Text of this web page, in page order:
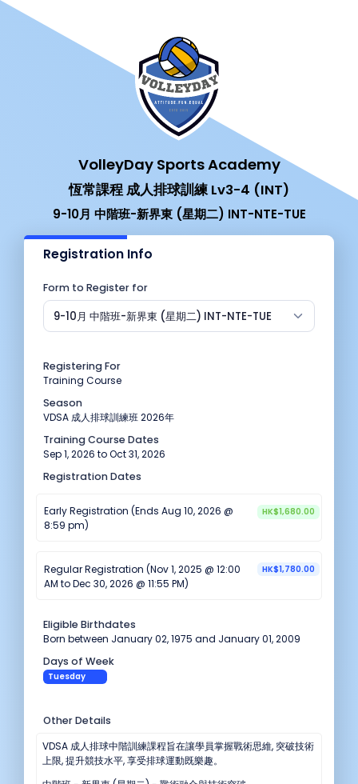
VolleyDay Sports Academy
恆常課程 成人排球訓練 Lv3-4 (INT)
9-10月 中階班-新界東 (星期二) INT-NTE-TUE
Registration Info
Form to Register for
9-10月 中階班-新界東 (星期二) INT-NTE-TUE
Registering For
Training Course
Season
VDSA 成人排球訓練班 2026年
Training Course Dates
Sep 1, 2026 to Oct 31, 2026
Registration Dates
Early Registration (Ends Aug 10, 2026 @
8:59 pm)
HK$1,680.00
Regular Registration (Nov 1, 2025 @ 12:00
AM to Dec 30, 2026 @ 11:55 PM)
HK$1,780.00
Eligible Birthdates
Born between January 02, 1975 and January 01, 2009
Days of Week
Tuesday
Other Details
VDSA 成人排球中階訓練課程旨在讓學員掌握戰術思維, 突破技術
上限, 提升競技水平, 享受排球運動既樂趣。